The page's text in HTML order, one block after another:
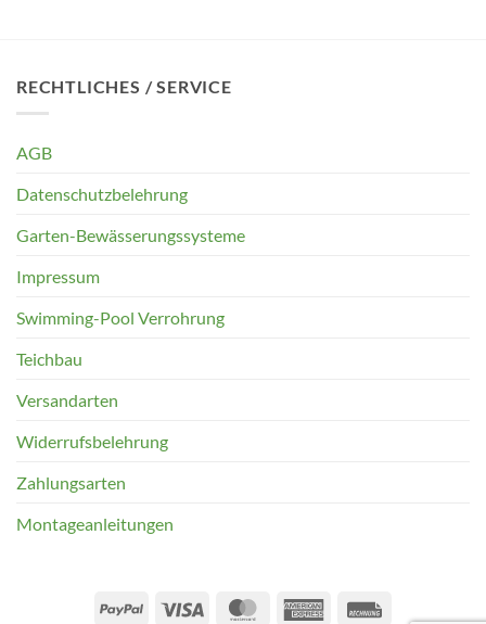
RECHTLICHES / SERVICE
AGB
Datenschutzbelehrung
Garten-Bewässerungssysteme
Impressum
Swimming-Pool Verrohrung
Teichbau
Versandarten
Widerrufsbelehrung
Zahlungsarten
Montageanleitungen
PayPal Visa MasterCardAmerican